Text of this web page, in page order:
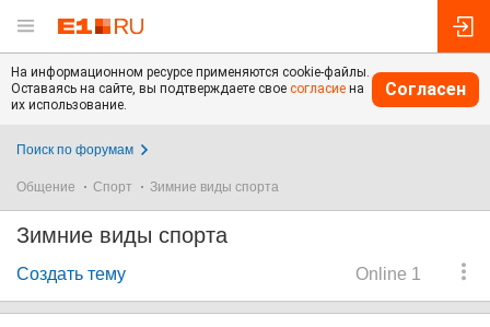
На информационном ресурсе применяются cookie-файлы.
Оставаясь на сайте, вы подтверждаете свое согласие на
их использование.
Согласен
Поиск по форумам
Общение Спорт Зимние виды спорта
Зимние виды спорта
Online 1
Создать тему